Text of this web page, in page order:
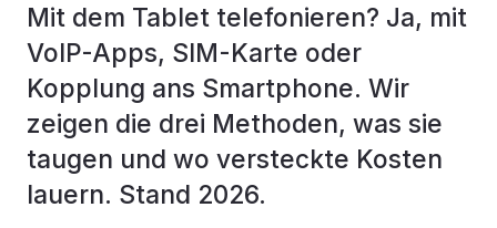
Mit dem Tablet telefonieren? Ja, mit
VoIP-Apps, SIM-Karte oder
Kopplung ans Smartphone. Wir
zeigen die drei Methoden, was sie
taugen und wo versteckte Kosten
lauern. Stand 2026.